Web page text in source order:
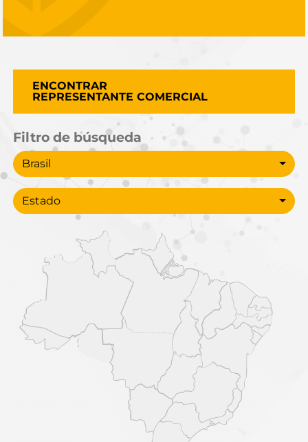
ENCONTRAR
REPRESENTANTE COMERCIAL
Filtro de búsqueda
PaísBrasil
Estado
Estado